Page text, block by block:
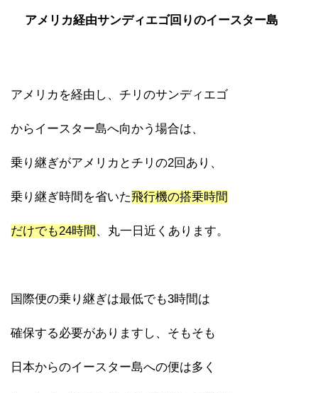
アメリカ経由サンディエゴ回りのイースター島
アメリカを経由し、チリのサンディエゴ
からイースター島へ向かう場合は、
乗り継ぎがアメリカとチリの2回あり、
乗り継ぎ時間を省いた飛行機の搭乗時間
だけでも24時間 、丸一日近くあります。
国際便の乗り継ぎは最低でも3時間は
確保する必要がありますし、そもそも
日本からのイースター島への便は多く